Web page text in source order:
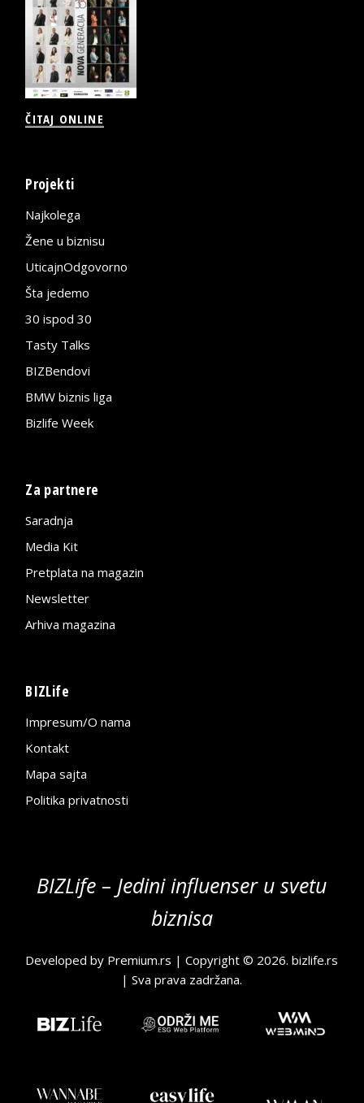
ČITAJ ONLINE
Projekti
Najkolega
Žene u biznisu
UticajnOdgovorno
Šta jedemo
30 ispod 30
Tasty Talks
BIZBendovi
BMW biznis liga
Bizlife Week
Za partnere
Saradnja
Media Kit
Pretplata na magazin
Newsletter
Arhiva magazina
BIZLife
Impresum/O nama
Kontakt
Mapa sajta
Politika privatnosti
BIZLife – Jedini influenser u svetu
biznisa
Developed by Premium.rs | Copyright © 2026.bizlife.rs
| Sva prava zadržana.